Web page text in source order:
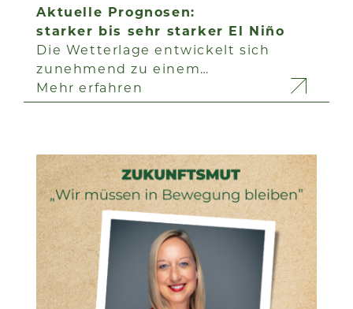
Aktuelle Prognosen:
starker bis sehr starker El Niño
Die Wetterlage entwickelt sich
zunehmend zu einem…
Mehr erfahren